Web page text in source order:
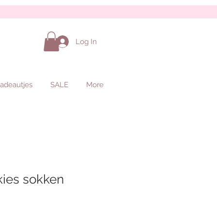
Log In
SALE More
sokken